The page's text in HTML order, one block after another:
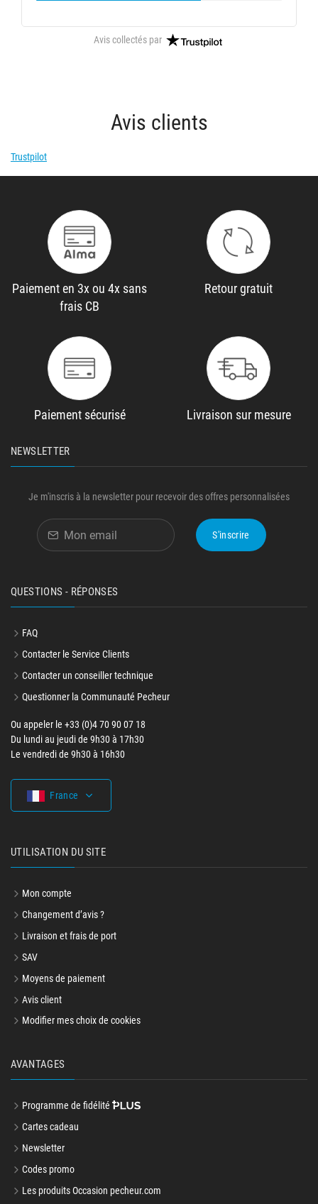
Avis collectés par
Avis clients
Trustpilot
Paiement en 3x ou 4x sans
frais CB
Retour gratuit
Paiement sécurisé Livraison sur mesure
NEWSLETTER
Je m'inscris à la newsletter pour recevoir des offres personnalisées
S'inscrire
QUESTIONS - RÉPONSES
FAQ
Contacter le Service Clients
Contacter un conseiller technique
Questionner la Communauté Pecheur
Ou appeler le +33 (0)4 70 90 07 18
Du lundi au jeudi de 9h30 à 17h30
Le vendredi de 9h30 à 16h30
France
UTILISATION DU SITE
Mon compte
Changement d’avis ?
Livraison et frais de port
SAV
Moyens de paiement
Avis client
Modifier mes choix de cookies
AVANTAGES
Programme de fidélité
Cartes cadeau
Newsletter
Codes promo
Les produits Occasion pecheur.com